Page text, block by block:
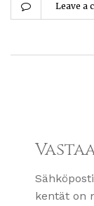
Leave a
kentät on